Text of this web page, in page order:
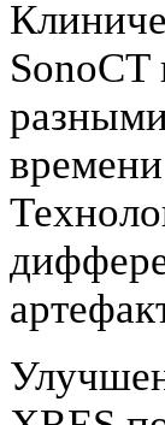
SonoCT